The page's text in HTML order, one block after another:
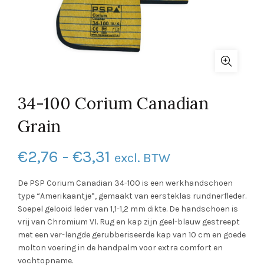
34-100 Corium Canadian
Grain
€2,76 - €3,31 Prijsklasse:
€2,76
tot
€3,31
excl. BTW
De PSP Corium Canadian 34-100 is een werkhandschoen
type “Amerikaantje”, gemaakt van eersteklas rundnerfleder.
Soepel gelooid leder van 1,1-1,2 mm dikte. De handschoen is
vrij van Chromium VI. Rug en kap zijn geel-blauw gestreept
met een ver-lengde gerubberiseerde kap van 10 cm en goede
molton voering in de handpalm voor extra comfort en
vochtopname.